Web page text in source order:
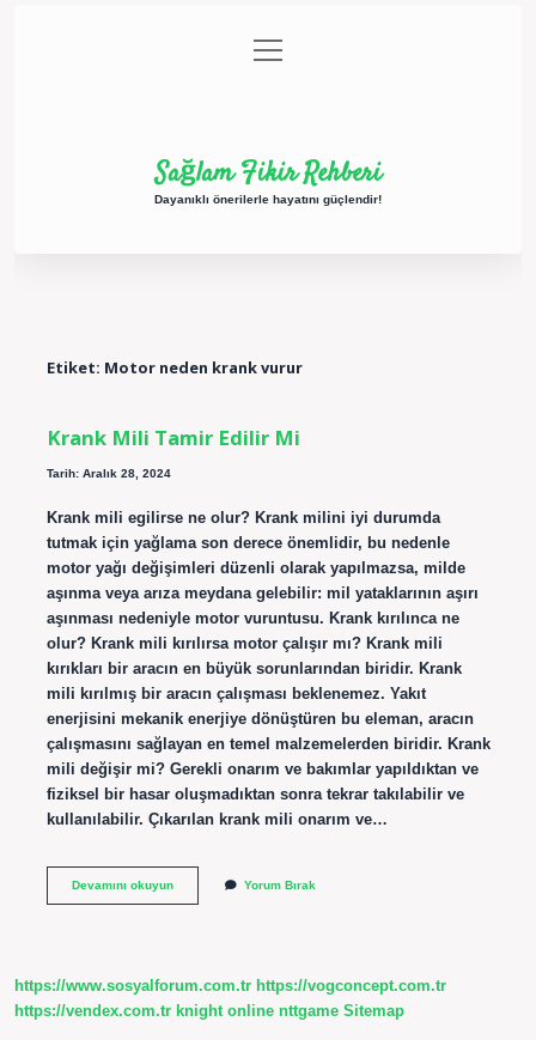
Gizlilik Politikası
menüyü
aç
Sağlam Fikir Rehberi
Dayanıklı önerilerle hayatını güçlendir!
Etiket: Motor neden krank vurur
Krank Mili Tamir Edilir Mi
Tarih: Aralık 28, 2024
Krank mili egilirse ne olur? Krank milini iyi durumda
tutmak için yağlama son derece önemlidir, bu nedenle
motor yağı değişimleri düzenli olarak yapılmazsa, milde
aşınma veya arıza meydana gelebilir: mil yataklarının aşırı
aşınması nedeniyle motor vuruntusu. Krank kırılınca ne
olur? Krank mili kırılırsa motor çalışır mı? Krank mili
kırıkları bir aracın en büyük sorunlarından biridir. Krank
mili kırılmış bir aracın çalışması beklenemez. Yakıt
enerjisini mekanik enerjiye dönüştüren bu eleman, aracın
çalışmasını sağlayan en temel malzemelerden biridir. Krank
mili değişir mi? Gerekli onarım ve bakımlar yapıldıktan ve
fiziksel bir hasar oluşmadıktan sonra tekrar takılabilir ve
kullanılabilir. Çıkarılan krank mili onarım ve…
Devamını okuyunKrank
Yorum Bırak
https://www.sosyalforum.com.tr https://vogconcept.com.tr
https://vendex.com.tr knight online nttgame Sitemap